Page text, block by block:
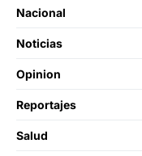
Nacional
Noticias
Opinion
Reportajes
Salud